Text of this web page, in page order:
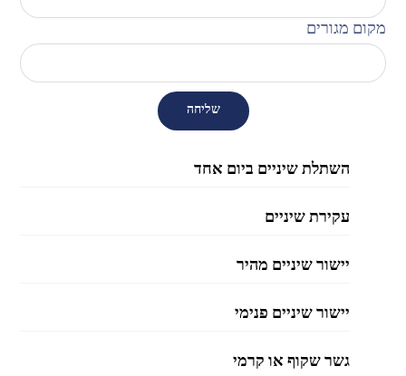
מקום מגורים
השתלת שיניים ביום אחד
עקירת שיניים
יישור שיניים מהיר
יישור שיניים פנימי
גשר שקוף או קרמי